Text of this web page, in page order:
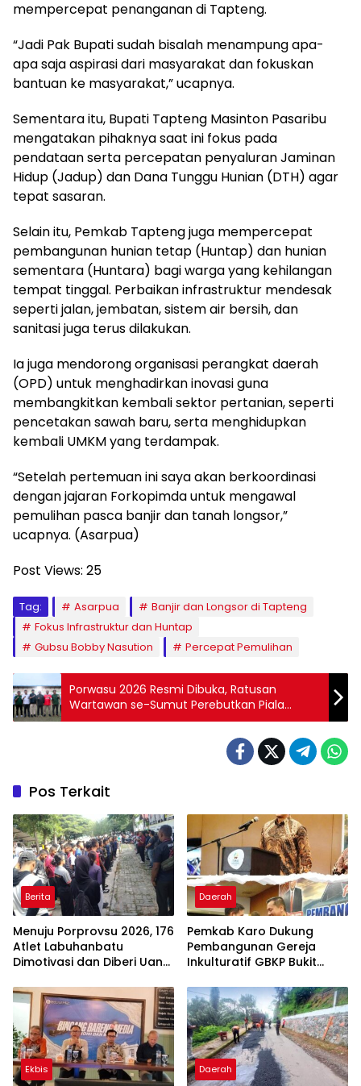
mempercepat penanganan di Tapteng.
“Jadi Pak Bupati sudah bisalah menampung apa-
apa saja aspirasi dari masyarakat dan fokuskan
bantuan ke masyarakat,” ucapnya.
Sementara itu, Bupati Tapteng Masinton Pasaribu
mengatakan pihaknya saat ini fokus pada
pendataan serta percepatan penyaluran Jaminan
Hidup (Jadup) dan Dana Tunggu Hunian (DTH) agar
tepat sasaran.
Selain itu, Pemkab Tapteng juga mempercepat
pembangunan hunian tetap (Huntap) dan hunian
sementara (Huntara) bagi warga yang kehilangan
tempat tinggal. Perbaikan infrastruktur mendesak
seperti jalan, jembatan, sistem air bersih, dan
sanitasi juga terus dilakukan.
Ia juga mendorong organisasi perangkat daerah
(OPD) untuk menghadirkan inovasi guna
membangkitkan kembali sektor pertanian, seperti
pencetakan sawah baru, serta menghidupkan
kembali UMKM yang terdampak.
“Setelah pertemuan ini saya akan berkoordinasi
dengan jajaran Forkopimda untuk mengawal
pemulihan pasca banjir dan tanah longsor,”
ucapnya. (Asarpua)
Post Views: 25
Tag: Asarpua
Banjir dan Longsor di Tapteng
Fokus Infrastruktur dan Huntap
Gubsu Bobby Nasution
Percepat Pemulihan
Porwasu 2026 Resmi Dibuka, Ratusan
Wartawan se-Sumut Perebutkan Piala
Gubsu
Pos Terkait
Berita
Menuju Porprovsu 2026, 176
Atlet Labuhanbatu
Dimotivasi dan Diberi Uang
Daerah
Pemkab Karo Dukung
Pembangunan Gereja
Inkulturatif GBKP Bukit
Ekbis Daerah